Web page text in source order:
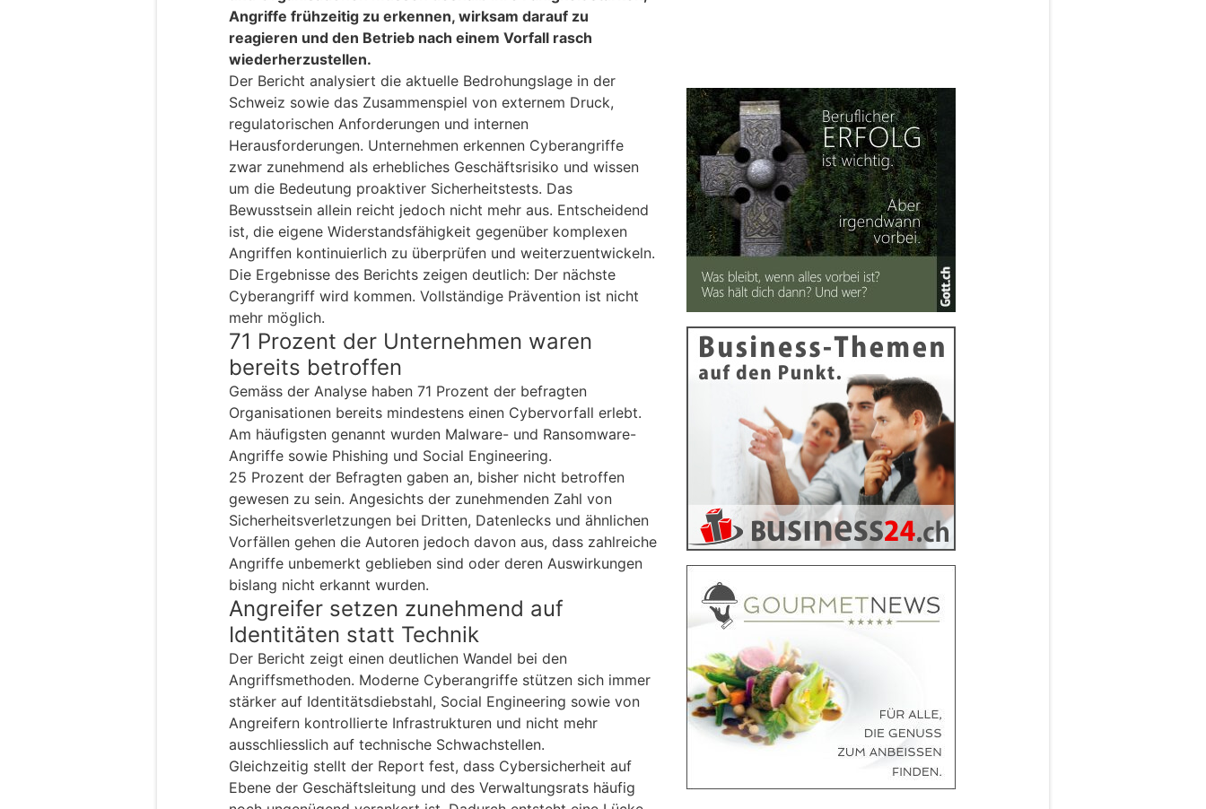
Angriffe frühzeitig zu erkennen, wirksam darauf zu
reagieren und den Betrieb nach einem Vorfall rasch
wiederherzustellen.
Der Bericht analysiert die aktuelle Bedrohungslage in der
Schweiz sowie das Zusammenspiel von externem Druck,
regulatorischen Anforderungen und internen
Herausforderungen. Unternehmen erkennen Cyberangriffe
zwar zunehmend als erhebliches Geschäftsrisiko und wissen
um die Bedeutung proaktiver Sicherheitstests. Das
Bewusstsein allein reicht jedoch nicht mehr aus. Entscheidend
ist, die eigene Widerstandsfähigkeit gegenüber komplexen
Angriffen kontinuierlich zu überprüfen und weiterzuentwickeln.
Die Ergebnisse des Berichts zeigen deutlich: Der nächste
Cyberangriff wird kommen. Vollständige Prävention ist nicht
mehr möglich.
71 Prozent der Unternehmen waren
bereits betroffen
Gemäss der Analyse haben 71 Prozent der befragten
Organisationen bereits mindestens einen Cybervorfall erlebt.
Am häufigsten genannt wurden Malware- und Ransomware-
Angriffe sowie Phishing und Social Engineering.
25 Prozent der Befragten gaben an, bisher nicht betroffen
gewesen zu sein. Angesichts der zunehmenden Zahl von
Sicherheitsverletzungen bei Dritten, Datenlecks und ähnlichen
Vorfällen gehen die Autoren jedoch davon aus, dass zahlreiche
Angriffe unbemerkt geblieben sind oder deren Auswirkungen
bislang nicht erkannt wurden.
Angreifer setzen zunehmend auf
Identitäten statt Technik
Der Bericht zeigt einen deutlichen Wandel bei den
Angriffsmethoden. Moderne Cyberangriffe stützen sich immer
stärker auf Identitätsdiebstahl, Social Engineering sowie von
Angreifern kontrollierte Infrastrukturen und nicht mehr
ausschliesslich auf technische Schwachstellen.
Gleichzeitig stellt der Report fest, dass Cybersicherheit auf
Ebene der Geschäftsleitung und des Verwaltungsrats häufig